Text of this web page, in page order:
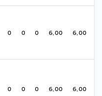
0 0 0 6,00 6,00
0 0 0 6,00 6,00